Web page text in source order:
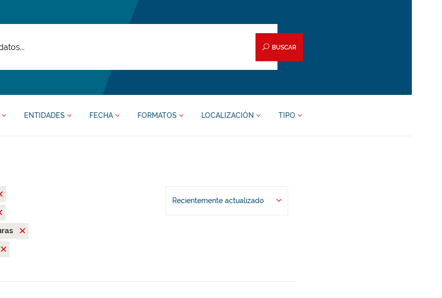
BUSCAR
ENTIDADES FECHA FORMATOS LOCALIZACIÓN TIPO
Recientemente actualizado